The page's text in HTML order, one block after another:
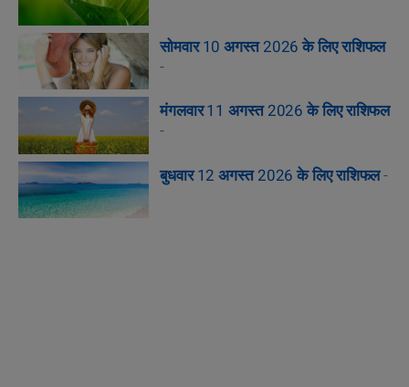
सोमवार 10 अगस्त 2026 के लिए राशिफल
-
मंगलवार 11 अगस्त 2026 के लिए राशिफल
-
बुधवार 12 अगस्त 2026 के लिए राशिफल-